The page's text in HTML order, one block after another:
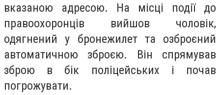
вказаною адресою. На місці події до
правоохоронців вийшов чоловік,
одягнений у бронежилет та озброєний
автоматичною зброєю. Він спрямував
зброю в бік поліцейських і почав
погрожувати.